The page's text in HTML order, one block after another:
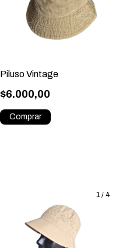
Piluso Vintage
$6.000,00
1 / 4